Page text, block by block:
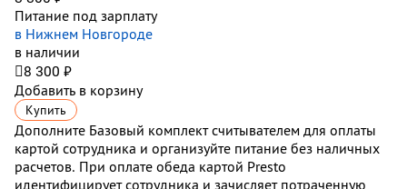
Питание под зарплату
в Нижнем Новгороде
в наличии
8 300 ₽
Добавить в корзину
Купить
Дополните Базовый комплект считывателем для оплаты
картой сотрудника и организуйте питание без наличных
расчетов. При оплате обеда картой Presto
идентифицирует сотрудника и зачисляет потраченную